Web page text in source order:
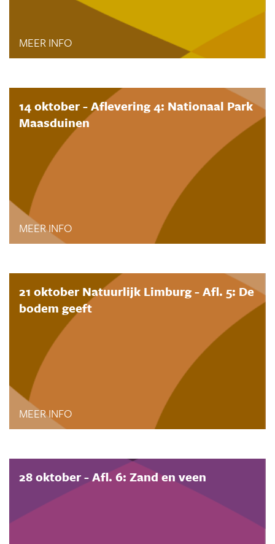
MEER INFO
14 oktober - Aflevering 4: Nationaal Park
Maasduinen
MEER INFO
21 oktober Natuurlijk Limburg - Afl. 5: De
bodem geeft
MEER INFO
28 oktober - Afl. 6: Zand en veen